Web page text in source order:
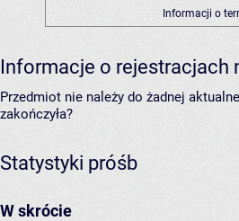
Informacji o
Informacje o rejestracjach
Przedmiot nie należy do żadnej
zakończyła?
Statystyki próśb
W skrócie